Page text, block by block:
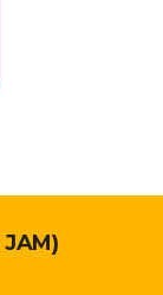
JAM)